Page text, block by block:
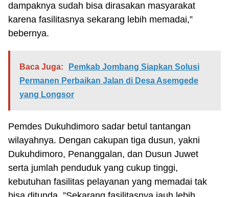
dampaknya sudah bisa dirasakan masyarakat
karena fasilitasnya sekarang lebih memadai,”
bebernya.
Baca Juga:
Pemkab Jombang Siapkan Solusi
Permanen Perbaikan Jalan di Desa Asemgede
yang Longsor
Pemdes Dukuhdimoro sadar betul tantangan
wilayahnya. Dengan cakupan tiga dusun, yakni
Dukuhdimoro, Penanggalan, dan Dusun Juwet
serta jumlah penduduk yang cukup tinggi,
kebutuhan fasilitas pelayanan yang memadai tak